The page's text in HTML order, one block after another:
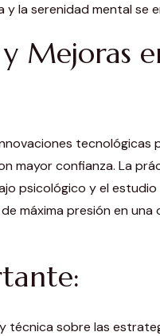
la serenidad mental se
Mejoras
tecnológicas
mayor confianza. La
psicológico y el
máxima presión en
técnica sobre las